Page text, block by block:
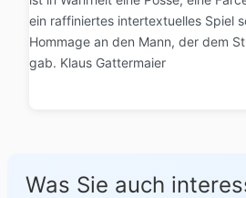
ein raffiniertes intertextuelles Spiel
Hommage an den Mann, der dem
gab. Klaus Gattermaier
Was Sie auch